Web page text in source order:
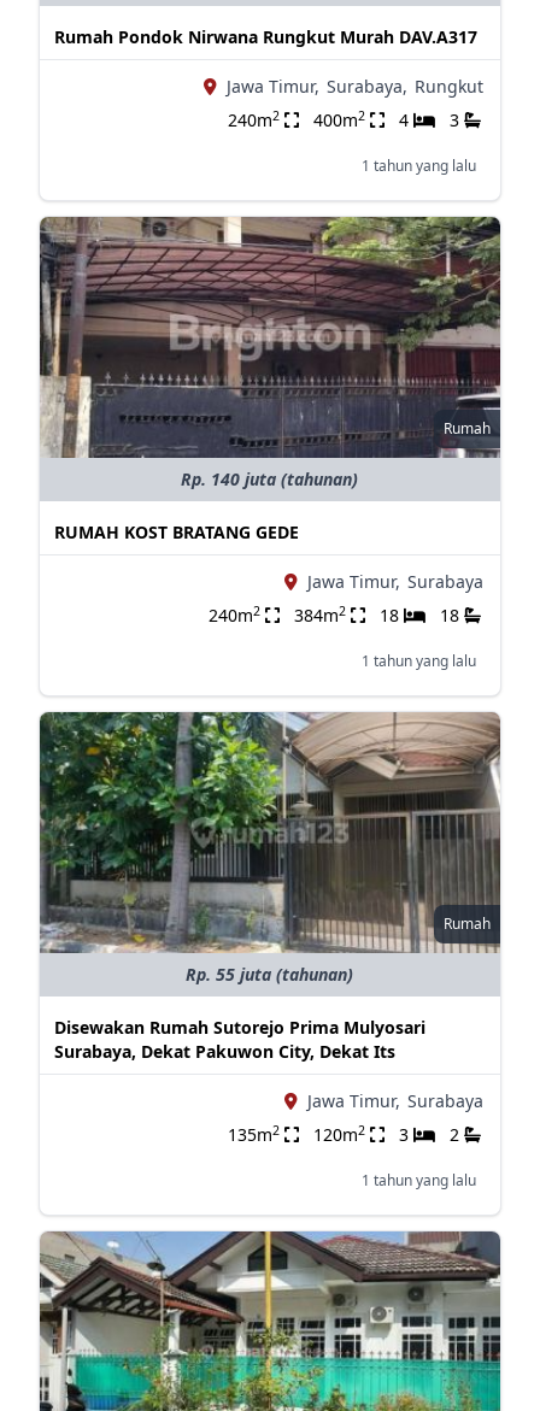
Rumah Pondok Nirwana Rungkut Murah DAV.A317
Jawa Timur, Surabaya, Rungkut
240m2 400m2 4 3
1 tahun yang lalu
Rumah
Rp. 140 juta (tahunan)
RUMAH KOST BRATANG GEDE
Jawa Timur, Surabaya
240m2 384m2 18 18
1 tahun yang lalu
Rumah
Rp. 55 juta (tahunan)
Disewakan Rumah Sutorejo Prima Mulyosari
Surabaya, Dekat Pakuwon City, Dekat Its
Jawa Timur, Surabaya
135m2 120m2 3 2
1 tahun yang lalu